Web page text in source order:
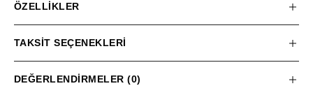
ÖZELLIKLER
TAKSIT SEÇENEKLERI
DEĞERLENDIRMELER (0)